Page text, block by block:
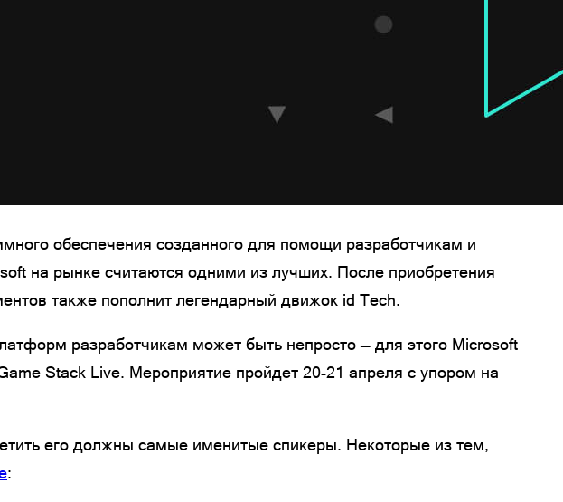
обеспечения созданного для помощи разработчикам и
на рынке считаются одними из лучших. После приобретения
также пополнит легендарный движок id Tech.
разработчикам может быть непросто — для этого Microsoft
Stack Live. Мероприятие пройдет 20-21 апреля с упором на
его должны самые именитые спикеры. Некоторые из тем,
: